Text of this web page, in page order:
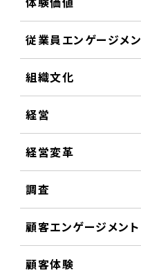
従業員エンゲージメ
組織文化
経営
経営変革
調査
顧客エンゲージメント
顧客体験